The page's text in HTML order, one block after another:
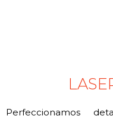
Perfeccionamos